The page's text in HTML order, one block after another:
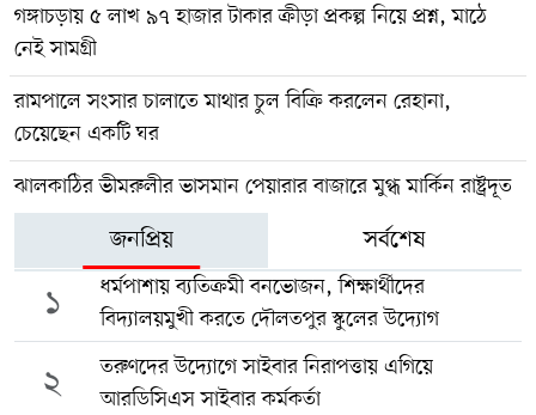
গঙ্গাচড়ায় ৫ লাখ ৯৭ হাজার টাকার ক্রীড়া প্রকল্প নিয়ে প্রশ্ন, মাঠে
নেই সামগ্রী
রামপালে সংসার চালাতে মাথার চুল বিক্রি করলেন রেহানা,
চেয়েছেন একটি ঘর
ঝালকাঠির ভীমরুলীর ভাসমান পেয়ারার বাজারে মুগ্ধ মার্কিন রাষ্ট্রদূত
জনপ্রিয় সর্বশেষ
১
ধর্মপাশায় ব্যতিক্রমী বনভোজন, শিক্ষার্থীদের
বিদ্যালয়মুখী করতে দৌলতপুর স্কুলের উদ্যোগ
২
তরুণদের উদ্যোগে সাইবার নিরাপত্তায় এগিয়ে
আরডিসিএস সাইবার কর্মকর্তা